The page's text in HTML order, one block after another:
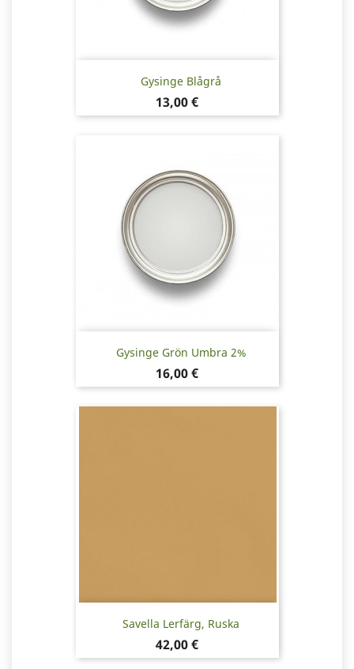
Gysinge Blågrå
Pris
13,00 €
Gysinge Grön Umbra 2%
Pris
16,00 €
Savella Lerfärg, Ruska
Pris
42,00 €